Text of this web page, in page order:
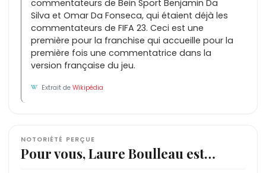
commentateurs de Bein Sport Benjamin Da
Silva et Omar Da Fonseca, qui étaient déjà les
commentateurs de FIFA 23. Ceci est une
première pour la franchise qui accueille pour la
première fois une commentatrice dans la
version française du jeu.
Extrait deWikipédia
NOTORIÉTÉ PERÇUE
Pour vous, Laure Boulleau est…